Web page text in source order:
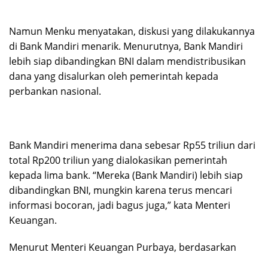
Namun Menku menyatakan, diskusi yang dilakukannya
di Bank Mandiri menarik. Menurutnya, Bank Mandiri
lebih siap dibandingkan BNI dalam mendistribusikan
dana yang disalurkan oleh pemerintah kepada
perbankan nasional.
Bank Mandiri menerima dana sebesar Rp55 triliun dari
total Rp200 triliun yang dialokasikan pemerintah
kepada lima bank. “Mereka (Bank Mandiri) lebih siap
dibandingkan BNI, mungkin karena terus mencari
informasi bocoran, jadi bagus juga,” kata Menteri
Keuangan.
Menurut Menteri Keuangan Purbaya, berdasarkan